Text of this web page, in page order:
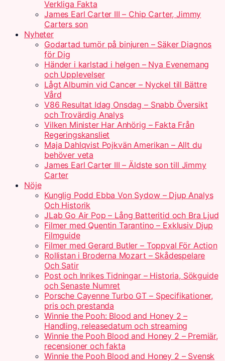
Verkliga Fakta
James Earl Carter III – Chip Carter, Jimmy
Carters son
Nyheter
Godartad tumör på binjuren – Säker Diagnos
för Dig
Händer i karlstad i helgen – Nya Evenemang
och Upplevelser
Lågt Albumin vid Cancer – Nyckel till Bättre
Vård
V86 Resultat Idag Onsdag – Snabb Översikt
och Trovärdig Analys
Vilken Minister Har Anhörig – Fakta Från
Regeringskansliet
Maja Dahlqvist Pojkvän Amerikan – Allt du
behöver veta
James Earl Carter III – Äldste son till Jimmy
Carter
Nöje
Kunglig Podd Ebba Von Sydow – Djup Analys
Och Historik
JLab Go Air Pop – Lång Batteritid och Bra Ljud
Filmer med Quentin Tarantino – Exklusiv Djup
Filmguide
Filmer med Gerard Butler – Toppval För Action
Rollistan i Broderna Mozart – Skådespelare
Och Satir
Post och Inrikes Tidningar – Historia, Sökguide
och Senaste Numret
Porsche Cayenne Turbo GT – Specifikationer,
pris och prestanda
Winnie the Pooh: Blood and Honey 2 –
Handling, releasedatum och streaming
Winnie the Pooh Blood and Honey 2 – Premiär,
recensioner och fakta
Winnie the Pooh Blood and Honey 2 – Svensk